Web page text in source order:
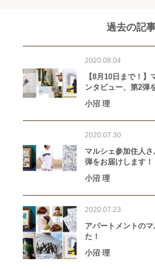
過去の記
2020.08.04
【8月10日まで！
ンタビュー、第2弾
小沼 理
2020.07.30
マルシェ参加住人
弾をお届けします！
小沼 理
2020.07.23
アパートメントの
た！
小沼 理